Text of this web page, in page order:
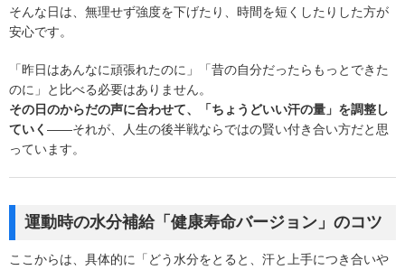
そんな日は、無理せず強度を下げたり、時間を短くしたりした方が
安心です。
「昨日はあんなに頑張れたのに」「昔の自分だったらもっとできた
のに」と比べる必要はありません。
その日のからだの声に合わせて、「ちょうどいい汗の量」を調整し
ていく ――それが、人生の後半戦ならではの賢い付き合い方だと思
っています。
運動時の水分補給「健康寿命バージョン」のコツ
ここからは、具体的に「どう水分をとると、汗と上手につき合いや